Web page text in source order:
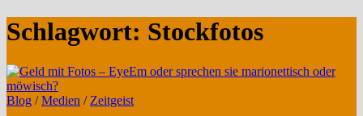
Schlagwort: Stockfotos
Blog /Medien / Zeitgeist